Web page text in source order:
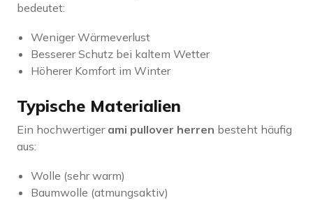
bedeutet:
Weniger Wärmeverlust
Besserer Schutz bei kaltem Wetter
Höherer Komfort im Winter
Typische Materialien
Ein hochwertiger ami pullover herren besteht häufig
aus:
Wolle (sehr warm)
Baumwolle (atmungsaktiv)